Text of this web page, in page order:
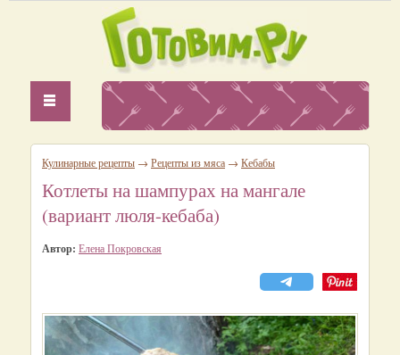
Кулинарные рецепты → Рецепты из мяса → Кебабы
Котлеты на шампурах на мангале
(вариант люля-кебаба)
Автор: Елена Покровская